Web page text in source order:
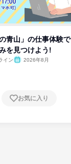
の青山」の仕事体験
を見つけよう!
イン
2026年8月
お気に入り